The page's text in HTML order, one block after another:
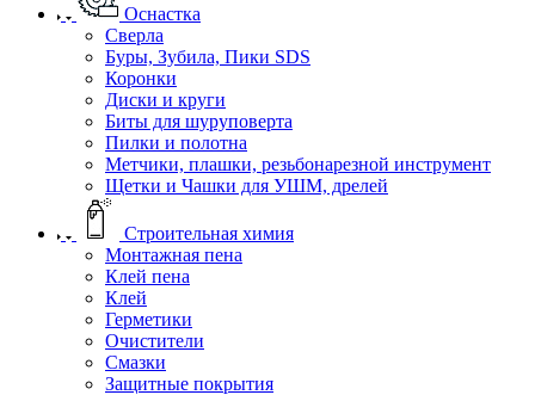
Оснастка
Сверла
Буры, Зубила, Пики SDS
Коронки
Диски и круги
Биты для шуруповерта
Пилки и полотна
Метчики, плашки, резьбонарезной инструмент
Щетки и Чашки для УШМ, дрелей
Строительная химия
Монтажная пена
Клей пена
Клей
Герметики
Очистители
Смазки
Защитные покрытия